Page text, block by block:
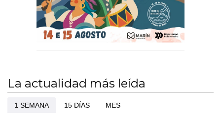
La actualidad más leída
1 SEMANA 15 DÍAS MES